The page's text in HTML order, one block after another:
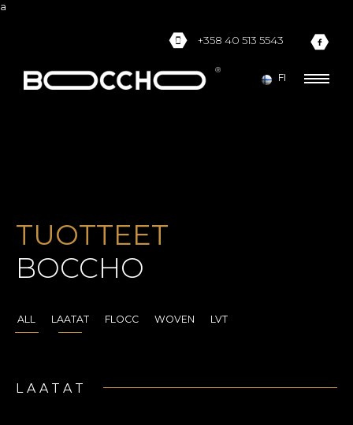
a
+358 40 513 5543
FI
TUOTTEET
BOCCHO
ALL LAATAT FLOCC WOVEN LVT
LAATAT